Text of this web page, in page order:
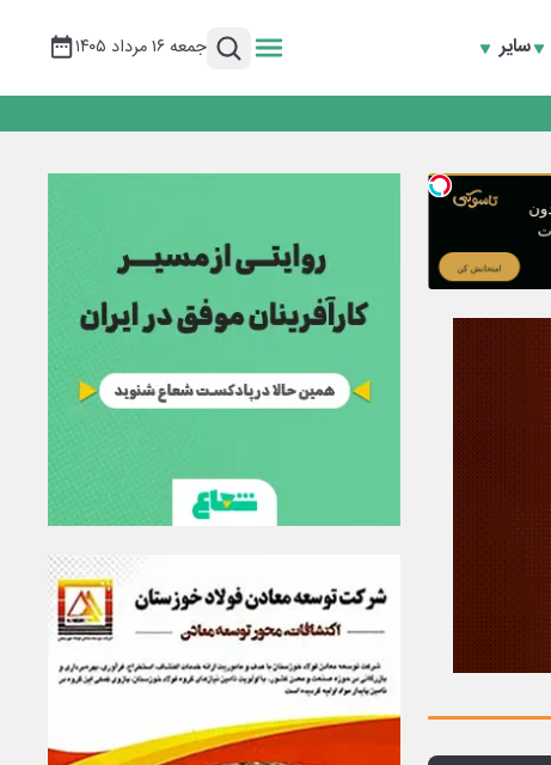
سایر جمعه ۱۶ مرداد ۱۴۰۵